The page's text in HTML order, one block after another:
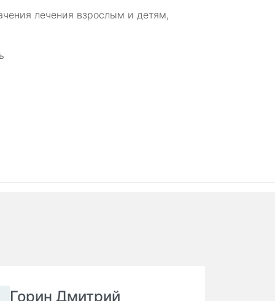
лечения взрослым и детям,
Горин Дмитрий